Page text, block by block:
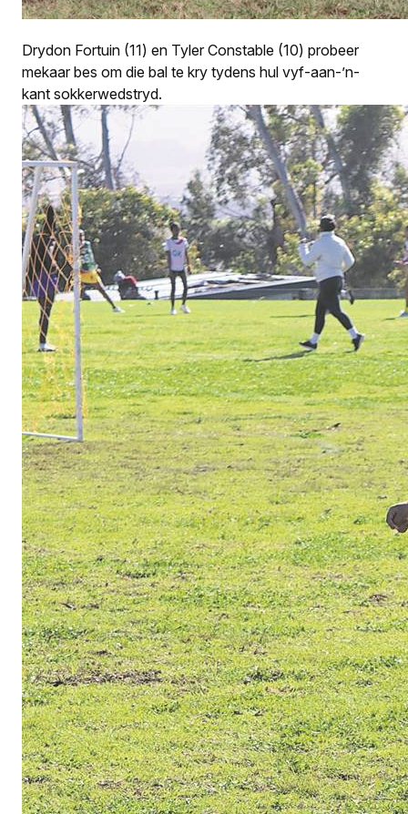
Drydon Fortuin (11) en Tyler Constable (10) probeer
mekaar bes om die bal te kry tydens hul vyf-aan-’n-
kant sokkerwedstryd.